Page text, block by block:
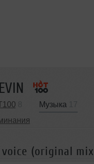
Музыка
voice (original